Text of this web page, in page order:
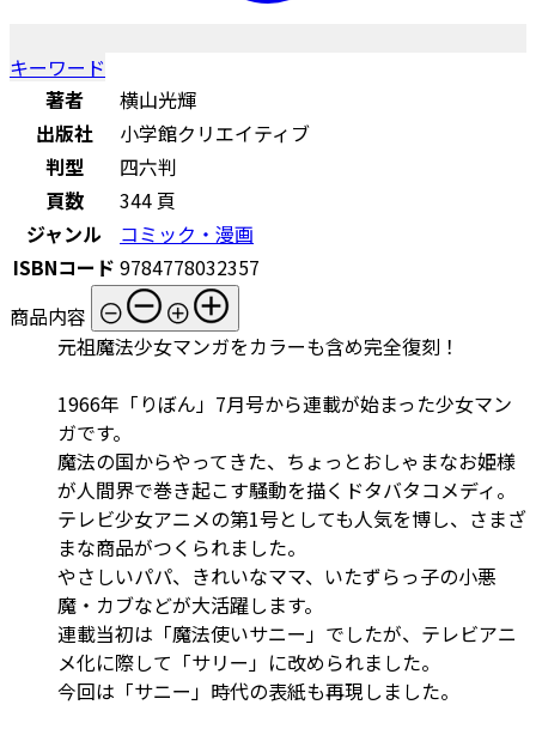
キーワード
著者
横山光輝
出版社
小学館クリエイティブ
判型
四六判
頁数
344 頁
ジャンル
コミック・漫画
ISBNコード 9784778032357
商品内容
元祖魔法少女マンガをカラーも含め完全復刻！
1966年「りぼん」7月号から連載が始まった少女マン
ガです。
魔法の国からやってきた、ちょっとおしゃまなお姫様
が人間界で巻き起こす騒動を描くドタバタコメディ。
テレビ少女アニメの第1号としても人気を博し、さまざ
まな商品がつくられました。
やさしいパパ、きれいなママ、いたずらっ子の小悪
魔・カブなどが大活躍します。
連載当初は「魔法使いサニー」でしたが、テレビアニ
メ化に際して「サリー」に改められました。
今回は「サニー」時代の表紙も再現しました。